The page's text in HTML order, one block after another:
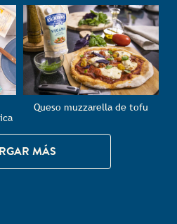
Queso muzzarella de tofu
MÁS